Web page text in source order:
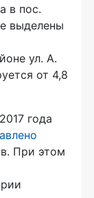
в пос.
выделены
ул. А.
от 4,8
года
При этом